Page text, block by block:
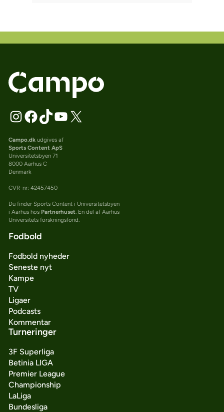
Campo.dkudgives af
Sports Content ApS
Universitetsbyen 71
8000 Aarhus C
Denmark
CVR-nr: 42457450
Du finder Sports Content i Universitetsbyen
i Aarhus hos Partnerhuset . En del af Aarhus
Universitets forskningsfond.
Fodbold
Fodbold nyheder
Seneste nyt
Kampe
TV
Ligaer
Podcasts
Kommentar
Turneringer
3F Superliga
Betinia LIGA
Premier League
Championship
LaLiga
Bundesliga